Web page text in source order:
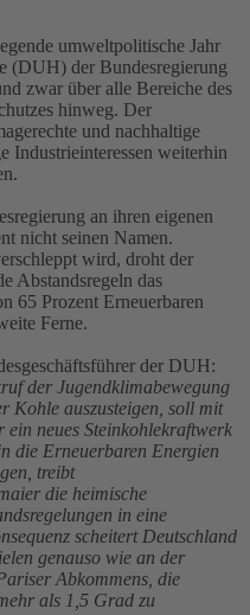
umweltpolitische Jahr
(DUH) der Bundesregierung
zwar über alle Bereiche des
hinweg. Der
und nachhaltige
Industrieinteressen weiterhin
an ihren eigenen
nicht seinen Namen.
wird, droht der
Abstandsregeln das
65 Prozent Erneuerbaren
Ferne.
der DUH:
der Jugendklimabewegung
Kohle auszusteigen, soll mit
neues Steinkohlekraftwerk
die Erneuerbaren Energien
treibt
die heimische
in eine
scheitert Deutschland
genauso wie an der
Abkommens, die
als 1,5 Grad zu